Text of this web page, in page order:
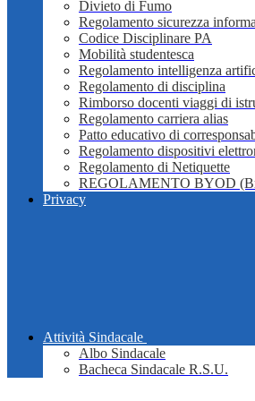
Divieto di Fumo
Regolamento sicurezza
Codice Disciplinare PA
Mobilità studentesca
Regolamento intelligenza
Regolamento di disciplina
Rimborso docenti viaggi di
Regolamento carriera alias
Patto educativo di
Regolamento dispositivi
Regolamento di Netiquette
REGOLAMENTO BYOD
Privacy
Attività Sindacale
Albo Sindacale
Bacheca Sindacale R.S.U.